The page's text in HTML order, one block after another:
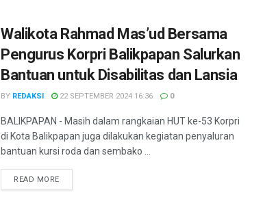
Walikota Rahmad Mas’ud Bersama
Pengurus Korpri Balikpapan Salurkan
Bantuan untuk Disabilitas dan Lansia
BY REDAKSI 22 SEPTEMBER 2024 16:36 0
BALIKPAPAN - Masih dalam rangkaian HUT ke-53 Korpri
di Kota Balikpapan juga dilakukan kegiatan penyaluran
bantuan kursi roda dan sembako ...
READ MOREDETAILS